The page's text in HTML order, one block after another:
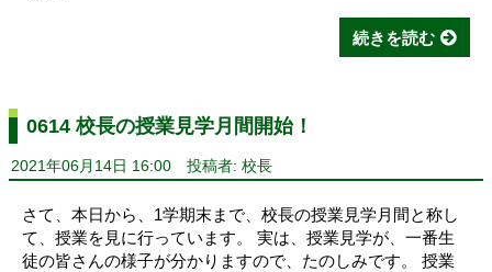
続きを読む
0614 校長の授業見学月間開始！
2021年06月14日 16:00 投稿者: 校長
さて、本日から、1学期末まで、校長の授業見学月間と称し
て、授業を見に行っています。 実は、授業見学が、一番生
徒の皆さんの様子が分かりますので、たのしみです。 授業